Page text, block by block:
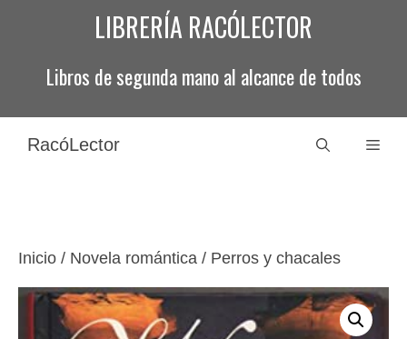
LIBRERÍA RACÓLECTOR
Libros de segunda mano al alcance de todos
RacóLector
Inicio / Novela romántica / Perros y chacales